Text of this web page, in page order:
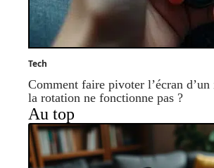
Tech
Comment faire pivoter l’écran
la rotation ne fonctionne pas ?
Au top